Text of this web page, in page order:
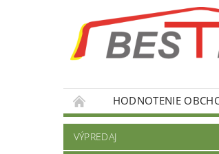
HODNOTENIE
VÝPREDAJ